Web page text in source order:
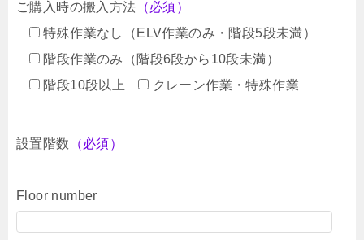
ご購入時の搬入方法 （必須）
特殊作業なし（ELV作業のみ・階段5段未満）
階段作業のみ（階段6段から10段未満）
階段10段以上
クレーン作業・特殊作業
設置階数 （必須）
Floor number